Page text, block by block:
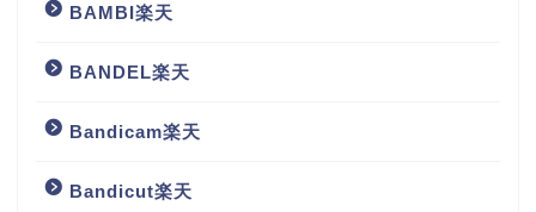
BAMBI楽天
BANDEL楽天
Bandicam楽天
Bandicut楽天